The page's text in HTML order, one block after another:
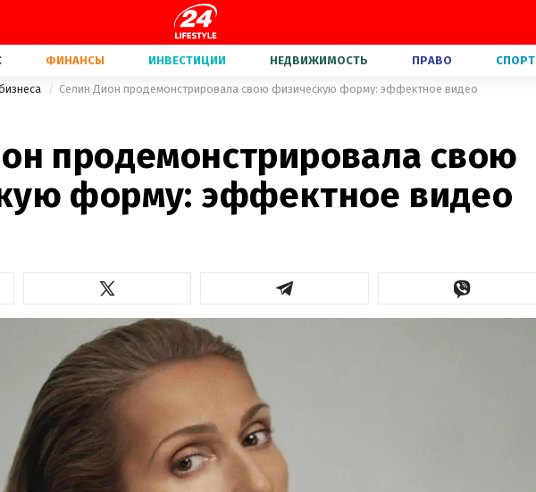
ФИНАНСЫ ИНВЕСТИЦИИ НЕДВИЖИМОСТЬ ПРАВО СПОРТ
Селин Дион продемонстрировала свою физическую форму: эффектное видео
продемонстрировала свою
форму: эффектное видео